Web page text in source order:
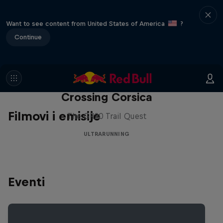
Want to see content from United States of America
?
Continue
Filmovi i emisije
Crossing Corsica
The GR20 Trail Quest
ULTRARUNNING
Eventi